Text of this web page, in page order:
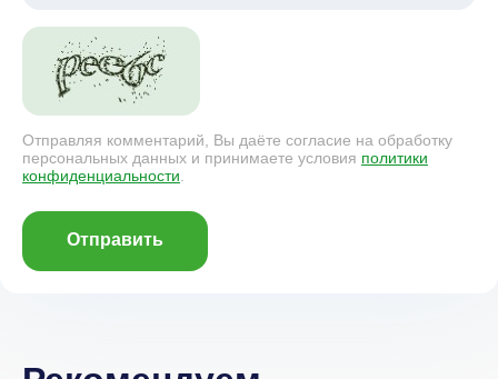
Отправляя комментарий, Вы даёте согласие на обработку
персональных данных и принимаете условия политики
конфиденциальности
Отправить